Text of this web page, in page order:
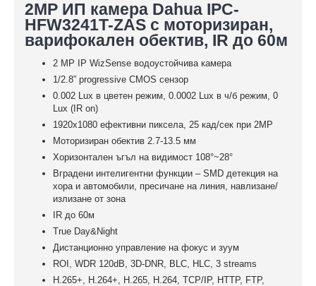
2MP ИП камера Dahua IPC-
HFW3241T-ZAS с моторизиран,
варифокален обектив, IR до 60м
2 MP IP WizSense водоустойчива камера
1/2.8” progressive CMOS сензор
0.002 Lux в цветен режим, 0.0002 Lux в ч/б режим, 0
Lux (IR on)
1920х1080 ефективни пиксела, 25 кад/сек при 2MP
Моторизиран обектив 2.7-13.5 мм
Хоризонтален ъгъл на видимост 108°~28°
Вградени интелигентни функции – SMD детекция на
хора и автомобили, пресичане на линия, навлизане/
излизане от зона
IR до 60м
True Day&Night
Дистанционно управление на фокус и зуум
ROI, WDR 120dB, 3D-DNR, BLC, HLC, 3 streams
H.265+, H.264+, H.265, H.264, TCP/IP, HTTP, FTP,